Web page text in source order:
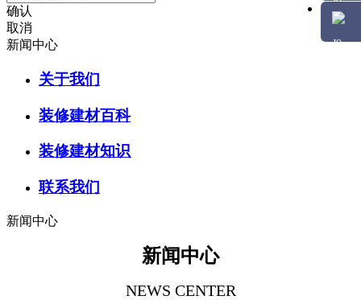
确认
取消
新闻中心
关于我们
装修建材百科
装修建材知识
联系我们
新闻中心
新闻中心
NEWS CENTER